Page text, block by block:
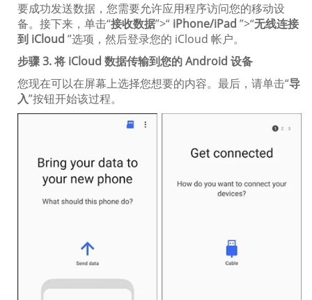
要成功发送数据，您需要允许应用程序访问您的移动设
备。接下来，单击“接收数据”>“ iPhone/iPad ”>“无线连接
到 iCloud ”选项，然后登录您的 iCloud 帐户。
步骤 3. 将 iCloud 数据传输到您的 Android 设备
您现在可以在屏幕上选择您想要的内容。最后，请单击“导
入”按钮开始该过程。